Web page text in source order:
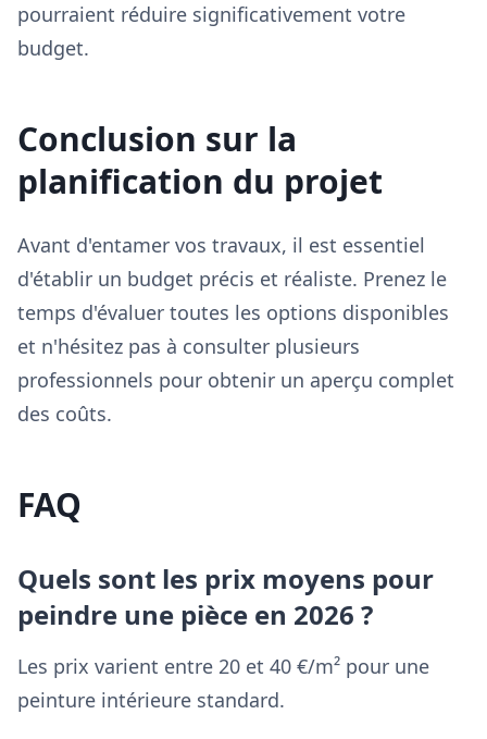
pourraient réduire significativement votre
budget.
Conclusion sur la
planification du projet
Avant d'entamer vos travaux, il est essentiel
d'établir un budget précis et réaliste. Prenez le
temps d'évaluer toutes les options disponibles
et n'hésitez pas à consulter plusieurs
professionnels pour obtenir un aperçu complet
des coûts.
FAQ
Quels sont les prix moyens pour
peindre une pièce en 2026 ?
Les prix varient entre 20 et 40 €/m² pour une
peinture intérieure standard.